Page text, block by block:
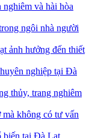
và hài hòa
ngôi nhà người
ảnh hưởng đến thiết
nghiệp tại Đà
thủy, trang nghiêm
không có tư vấn
biến tại Đà Lạt